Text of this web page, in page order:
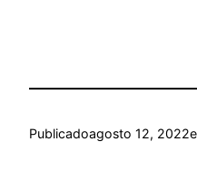
Publicadoagosto 12, 2022